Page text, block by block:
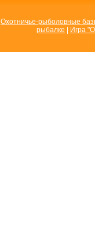
Охотничье-рыболовные
рыбалке
Игра